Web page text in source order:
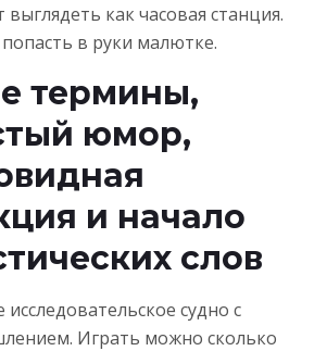
выглядеть как часовая станция.
попасть в руки малютке.
термины,
юмор,
и начало
слов
судно с
Играть можно сколько